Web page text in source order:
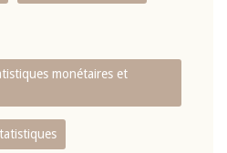
monétaires et